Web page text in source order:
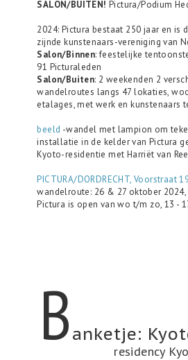
SALON/BUITEN! Pictura/Podium
2024: Pictura bestaat 250 jaar en is
zijnde kunstenaars-vereniging van
Salon/Binnen: feestelijke
91 Picturaleden
Salon/Buiten: 2 weekenden 2
wandelroutes langs 47 lokaties,
etalages, met werk en kunstenaars
beeld -wandel met lampion om
installatie in de kelder van Pictura
Kyoto-residentie met Harriët van
PICTURA/DORDRECHT, Voorstraat
wandelroute: 26 & 27 oktober 2024,
Pictura is open van wo t/m zo, 13 -
Banketje:
residency